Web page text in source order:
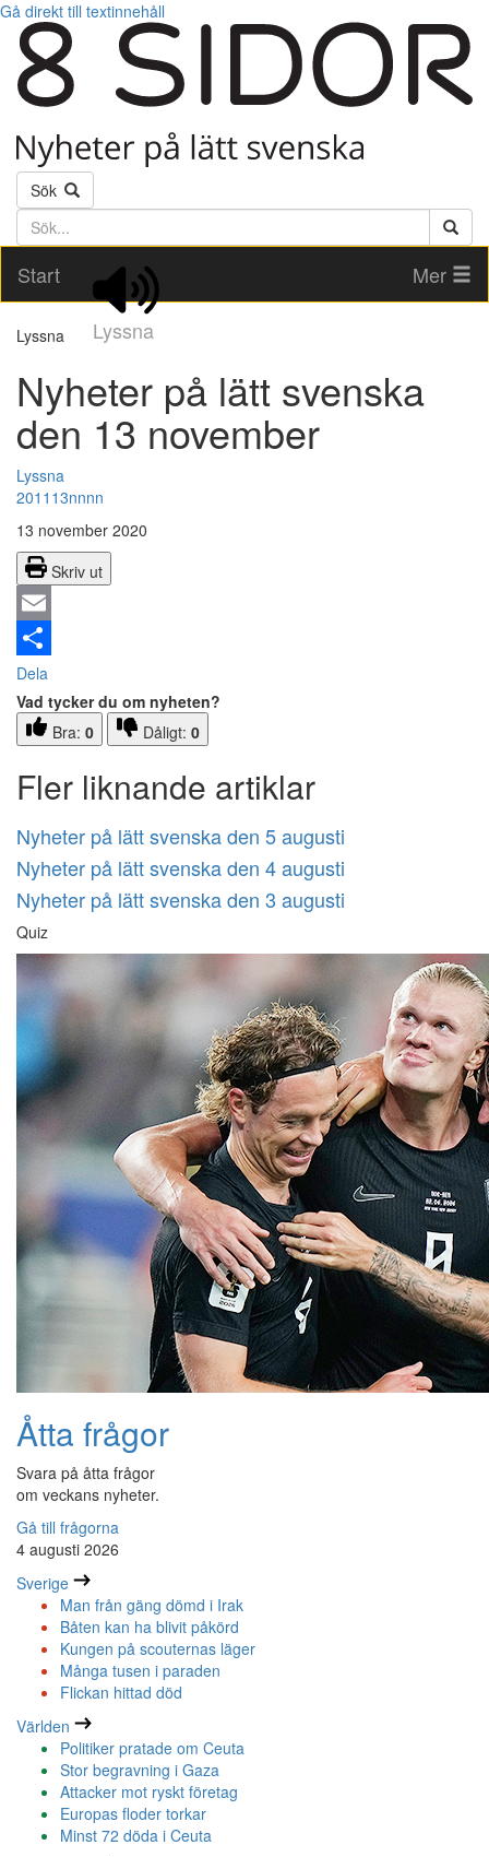
Gå direkt till textinnehåll
Sök
Söktext
Start
Lyssna
Mer
Lyssna
Nyheter på lätt svenska
den 13 november
Lyssna
201113nnnn
13 november 2020
Skriv ut
Email
Dela
Vad tycker du om nyheten?
Bra: 0 Dåligt: 0
Fler liknande artiklar
Nyheter på lätt svenska den 5 augusti
Nyheter på lätt svenska den 4 augusti
Nyheter på lätt svenska den 3 augusti
Quiz
Åtta frågor
Svara på åtta frågor
om veckans nyheter.
Gå till frågorna
4 augusti 2026
Sverige
Man från gäng dömd i Irak
Båten kan ha blivit påkörd
Kungen på scouternas läger
Många tusen i paraden
Flickan hittad död
Världen
Politiker pratade om Ceuta
Stor begravning i Gaza
Attacker mot ryskt företag
Europas floder torkar
Minst 72 döda i Ceuta